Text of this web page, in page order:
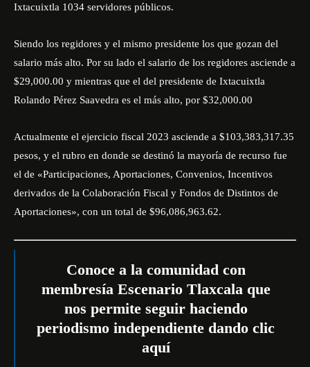
Ixtacuixtla 1034 servidores públicos.
Siendo los regidores y el mismo presidente los que gozan del
salario más alto. Por su lado el salario de los regidores asciende a
$29,000.00 y mientras que el del presidente de Ixtacuixtla
Rolando Pérez Saavedra es el más alto, por $32,000.00
Actualmente el ejercicio fiscal 2023 asciende a $103,383,317.35
pesos, y el rubro en donde se destinó la mayoría de recurso fue
el de «Participaciones, Aportaciones, Convenios, Incentivos
derivados de la Colaboración Fiscal y Fondos de Distintos de
Aportaciones», con un total de $96,086,963.62.
Conoce a la comunidad con
membresía Escenario Tlaxcala que
nos permite seguir haciendo
periodismo independiente dando clic
aquí